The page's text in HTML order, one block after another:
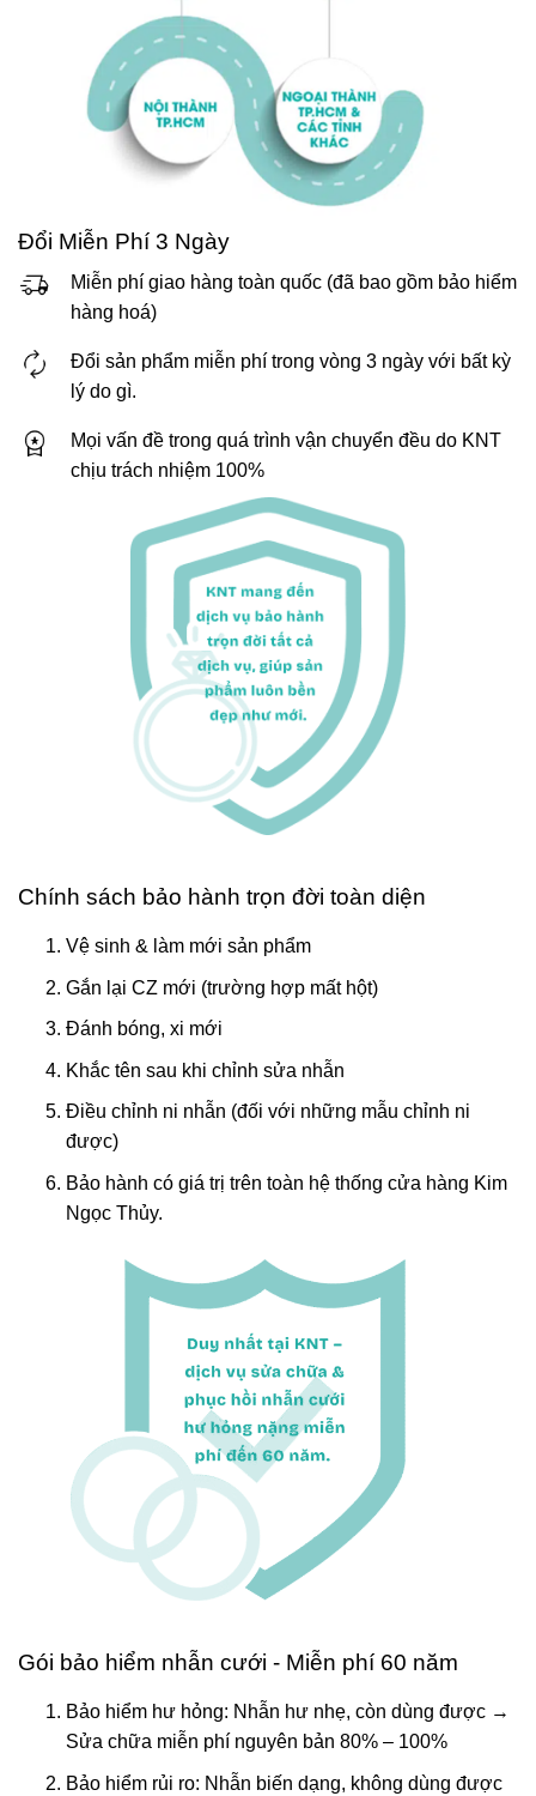
Đổi Miễn Phí 3 Ngày
Miễn phí giao hàng toàn quốc (đã bao gồm bảo hiểm
hàng hoá)
Đổi sản phẩm miễn phí trong vòng 3 ngày với bất kỳ
lý do gì.
Mọi vấn đề trong quá trình vận chuyển đều do KNT
chịu trách nhiệm 100%
Chính sách bảo hành trọn đời toàn diện
Vệ sinh & làm mới sản phẩm
Gắn lại CZ mới (trường hợp mất hột)
Đánh bóng, xi mới
Khắc tên sau khi chỉnh sửa nhẫn
Điều chỉnh ni nhẫn (đối với những mẫu chỉnh ni
được)
Bảo hành có giá trị trên toàn hệ thống cửa hàng Kim
Ngọc Thủy.
Gói bảo hiểm nhẫn cưới - Miễn phí 60 năm
Bảo hiểm hư hỏng: Nhẫn hư nhẹ, còn dùng được →
Sửa chữa miễn phí nguyên bản 80% – 100%
Bảo hiểm rủi ro: Nhẫn biến dạng, không dùng được